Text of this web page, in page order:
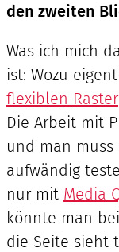
den zweiten
Was ich mich
ist: Wozu
flexiblen Raster
Die Arbeit mit
und man muss
aufwändig
nur mit Media
könnte man
die Seite sieht